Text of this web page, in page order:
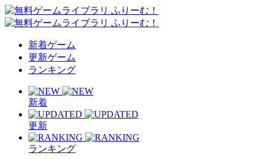
新着ゲーム
更新ゲーム
ランキング
新着
更新
ランキング